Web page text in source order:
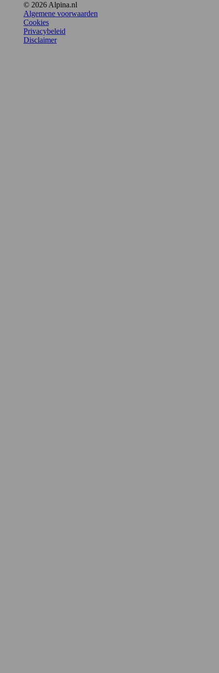
© 2026 Alpina.nl
Algemene voorwaarden
Cookies
Privacybeleid
Disclaimer